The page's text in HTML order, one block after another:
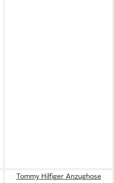
Tommy Hilfiger Anzughose